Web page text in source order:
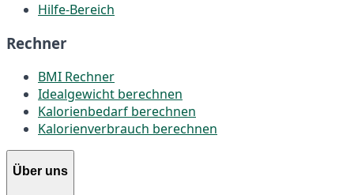
Hilfe-Bereich
Rechner
BMI Rechner
Idealgewicht berechnen
Kalorienbedarf berechnen
Kalorienverbrauch berechnen
Über uns